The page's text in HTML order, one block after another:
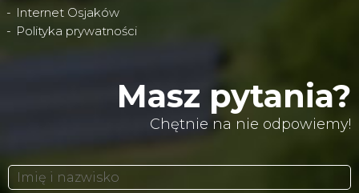
Internet Osjaków
Polityka prywatności
Masz pytania?
Chętnie na nie odpowiemy!